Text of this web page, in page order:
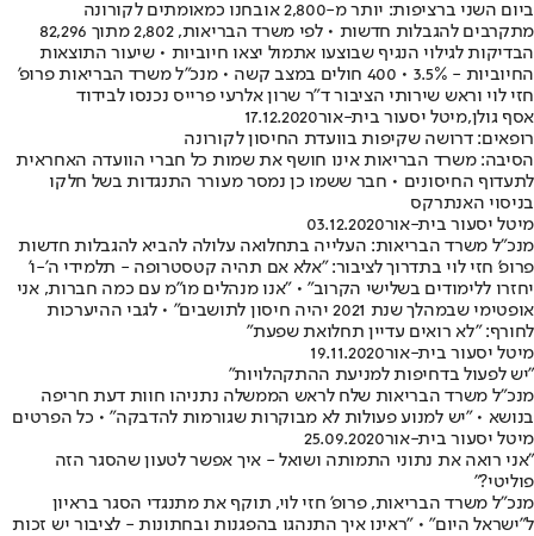
ביום השני ברציפות: יותר מ-2,800 אובחנו כמאומתים לקורונה
מתקרבים להגבלות חדשות • לפי משרד הבריאות, 2,802 מתוך 82,296
הבדיקות לגילוי הנגיף שבוצעו אתמול יצאו חיוביות • שיעור התוצאות
החיוביות - 3.5% • 400 חולים במצב קשה • מנכ"ל משרד הבריאות פרופ'
חזי לוי וראש שירותי הציבור ד"ר שרון אלרעי פרייס נכנסו לבידוד
אסף גולן,מיטל יסעור בית-אור17.12.2020
רופאים: דרושה שקיפות בוועדת החיסון לקורונה
הסיבה: משרד הבריאות אינו חושף את שמות כל חברי הוועדה האחראית
לתעדוף החיסונים • חבר ששמו כן נמסר מעורר התנגדות בשל חלקו
בניסוי האנתרקס
מיטל יסעור בית-אור03.12.2020
מנכ"ל משרד הבריאות: העלייה בתחלואה עלולה להביא להגבלות חדשות
פרופ' חזי לוי בתדרוך לציבור: "אלא אם תהיה קטסטרופה - תלמידי ה'-ו'
יחזרו ללימודים בשלישי הקרוב" • "אנו מנהלים מו"מ עם כמה חברות, אני
אופטימי שבמהלך שנת 2021 יהיה חיסון לתושבים" • לגבי ההיערכות
לחורף: "לא רואים עדיין תחלואת שפעת"
מיטל יסעור בית-אור19.11.2020
"יש לפעול בדחיפות למניעת ההתקהלויות"
מנכ"ל משרד הבריאות שלח לראש הממשלה נתניהו חוות דעת חריפה
בנושא • "יש למנוע פעולות לא מבוקרות שגורמות להדבקה" • כל הפרטים
מיטל יסעור בית-אור25.09.2020
"אני רואה את נתוני התמותה ושואל - איך אפשר לטעון שהסגר הזה
פוליטי?"
מנכ"ל משרד הבריאות, פרופ' חזי לוי, תוקף את מתנגדי הסגר בראיון
ל"ישראל היום" • "ראינו איך התנהגו בהפגנות ובחתונות - לציבור יש זכות